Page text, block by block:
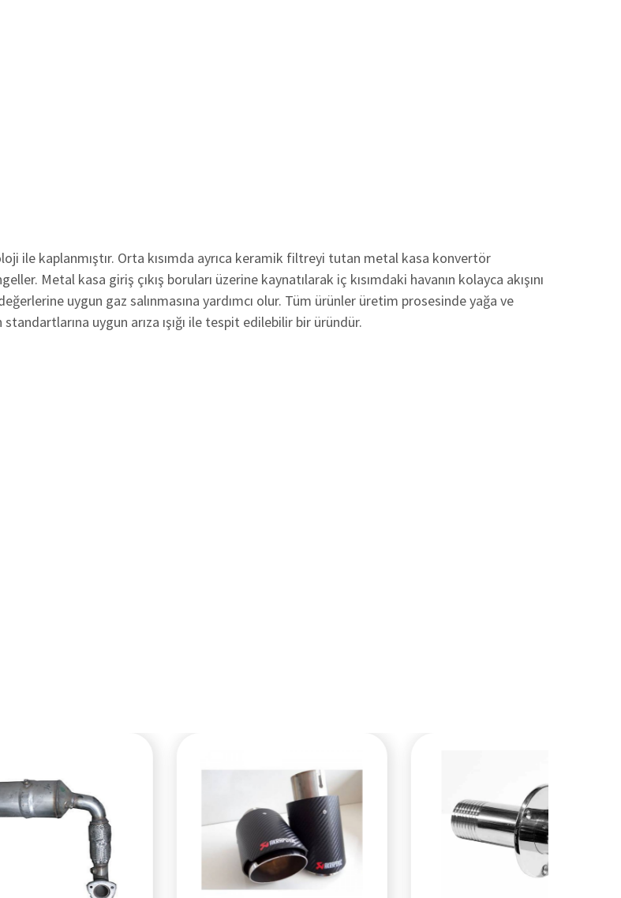
ile kaplanmıştır. Orta kısımda ayrıca keramik filtreyi tutan metal kasa konvertör
Metal kasa giriş çıkış boruları üzerine kaynatılarak iç kısımdaki havanın kolayca akışını
uygun gaz salınmasına yardımcı olur. Tüm ürünler üretim prosesinde yağa ve
standartlarına uygun arıza ışığı ile tespit edilebilir bir üründür.